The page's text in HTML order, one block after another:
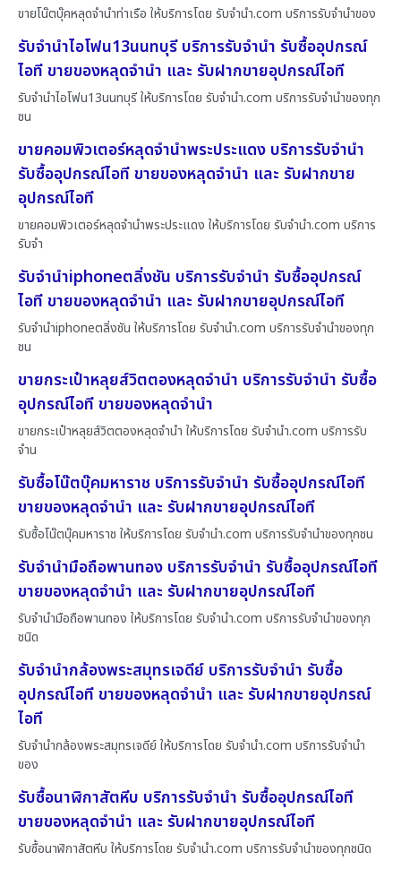
ขายโน๊ตบุ๊คหลุดจำนำท่าเรือ ให้บริการโดย รับจํานํา.com บริการรับจำนำของ
รับจำนำไอโฟน13นนทบุรี บริการรับจำนำ รับซื้ออุปกรณ์
ไอที ขายของหลุดจำนำ และ รับฝากขายอุปกรณ์ไอที
รับจำนำไอโฟน13นนทบุรี ให้บริการโดย รับจํานํา.com บริการรับจำนำของทุก
ชน
ขายคอมพิวเตอร์หลุดจำนำพระประแดง บริการรับจำนำ
รับซื้ออุปกรณ์ไอที ขายของหลุดจำนำ และ รับฝากขาย
อุปกรณ์ไอที
ขายคอมพิวเตอร์หลุดจำนำพระประแดง ให้บริการโดย รับจํานํา.com บริการ
รับจำ
รับจำนำiphoneตลิ่งชัน บริการรับจำนำ รับซื้ออุปกรณ์
ไอที ขายของหลุดจำนำ และ รับฝากขายอุปกรณ์ไอที
รับจำนำiphoneตลิ่งชัน ให้บริการโดย รับจํานํา.com บริการรับจำนำของทุก
ชน
ขายกระเป๋าหลุยส์วิตตองหลุดจำนำ บริการรับจำนำ รับซื้อ
อุปกรณ์ไอที ขายของหลุดจำนำ
ขายกระเป๋าหลุยส์วิตตองหลุดจำนำ ให้บริการโดย รับจํานํา.com บริการรับ
จำน
รับซื้อโน๊ตบุ๊คมหาราช บริการรับจำนำ รับซื้ออุปกรณ์ไอที
ขายของหลุดจำนำ และ รับฝากขายอุปกรณ์ไอที
รับซื้อโน๊ตบุ๊คมหาราช ให้บริการโดย รับจํานํา.com บริการรับจำนำของทุกชน
รับจำนำมือถือพานทอง บริการรับจำนำ รับซื้ออุปกรณ์ไอที
ขายของหลุดจำนำ และ รับฝากขายอุปกรณ์ไอที
รับจำนำมือถือพานทอง ให้บริการโดย รับจํานํา.com บริการรับจำนำของทุก
ชนิด
รับจำนำกล้องพระสมุทรเจดีย์ บริการรับจำนำ รับซื้อ
อุปกรณ์ไอที ขายของหลุดจำนำ และ รับฝากขายอุปกรณ์
ไอที
รับจำนำกล้องพระสมุทรเจดีย์ ให้บริการโดย รับจํานํา.com บริการรับจำนำ
ของ
รับซื้อนาฬิกาสัตหีบ บริการรับจำนำ รับซื้ออุปกรณ์ไอที
ขายของหลุดจำนำ และ รับฝากขายอุปกรณ์ไอที
รับซื้อนาฬิกาสัตหีบ ให้บริการโดย รับจํานํา.com บริการรับจำนำของทุกชนิด